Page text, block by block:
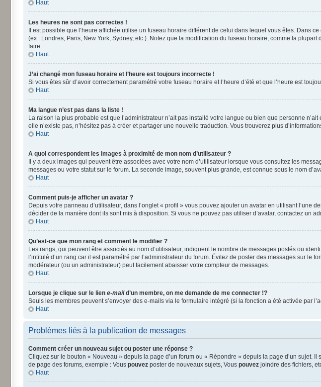
Haut
Les heures ne sont pas correctes !
Il est possible que l’heure affichée utilise un fuseau horaire différent de celui dans lequel vous êtes. Dans ce
(ex : Londres, Paris, New York, Sydney, etc.). Notez que la modification du fuseau horaire, comme la
faire.
Haut
J’ai changé mon fuseau horaire et l’heure est toujours incorrecte !
Si vous êtes sûr d’avoir correctement paramétré votre fuseau horaire et l’heure d’été et que l’heure est
Haut
Ma langue n’est pas dans la liste !
La raison la plus probable est que l’administrateur n’ait pas installé votre langue ou bien que personne
elle n’existe pas, n’hésitez pas à créer et partager une nouvelle traduction. Vous trouverez plus
Haut
A quoi correspondent les images à proximité de mon nom d’utilisateur ?
Il y a deux images qui peuvent être associées avec votre nom d’utilisateur lorsque vous consultez les
messages ou votre statut sur le forum. La seconde image, souvent plus grande, est connue sous le nom
Haut
Comment puis-je afficher un avatar ?
Depuis votre panneau d’utilisateur, dans l’onglet « profil » vous pouvez ajouter un avatar en utilisant l’une
décider de la manière dont ils sont mis à disposition. Si vous ne pouvez pas utiliser d’avatar, contactez un
Haut
Qu’est-ce que mon rang et comment le modifier ?
Les rangs, qui peuvent être associés au nom d’utilisateur, indiquent le nombre de messages postés ou
l’intitulé d’un rang car il est paramétré par l’administrateur du forum. Évitez de poster des messages sur
modérateur (ou un administrateur) peut facilement abaisser votre compteur de messages.
Haut
Lorsque je clique sur le lien e-maild’un membre, on me demande de me connecter !?
Seuls les membres peuvent s’envoyer des e-mails via le formulaire intégré (si la fonction a été activée par
Haut
Problèmes liés à la publication de messages
Comment créer un nouveau sujet ou poster une réponse ?
Cliquez sur le bouton « Nouveau » depuis la page d’un forum ou « Répondre » depuis la page d’un sujet.
de page des forums, exemple : Vous pouvez poster de nouveaux sujets, Vous pouvez joindre des fichiers,
Haut